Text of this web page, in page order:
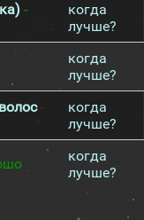
-
когда
лучше?
когда
лучше?
-
когда
лучше?
когда
лучше?